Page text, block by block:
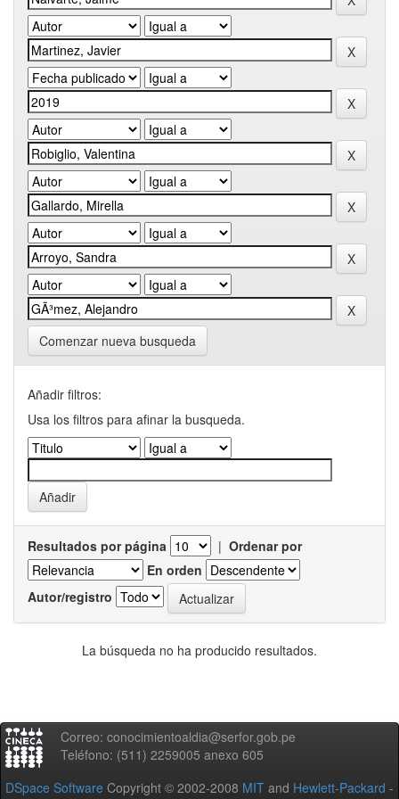
Comenzar nueva busqueda
Añadir filtros:
Usa los filtros para afinar la busqueda.
Resultados por página | Ordenar por
En orden
Autor/registro
La búsqueda no ha producido resultados.
Correo: conocimientoaldia@serfor.gob.pe
Teléfono: (511) 2259005 anexo 605
DSpace Software Copyright © 2002-2008 MIT and Hewlett-Packard -